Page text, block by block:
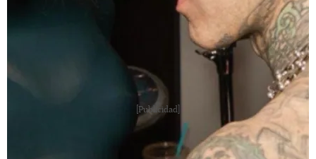
[Publicidad]